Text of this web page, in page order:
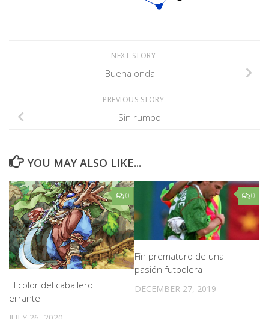
NEXT STORY
Buena onda
PREVIOUS STORY
Sin rumbo
YOU MAY ALSO LIKE...
0
El color del caballero
errante
0
Fin prematuro de una
pasión futbolera
DECEMBER 27, 2019